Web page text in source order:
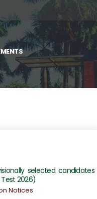
selected candidates
2026)
Notices